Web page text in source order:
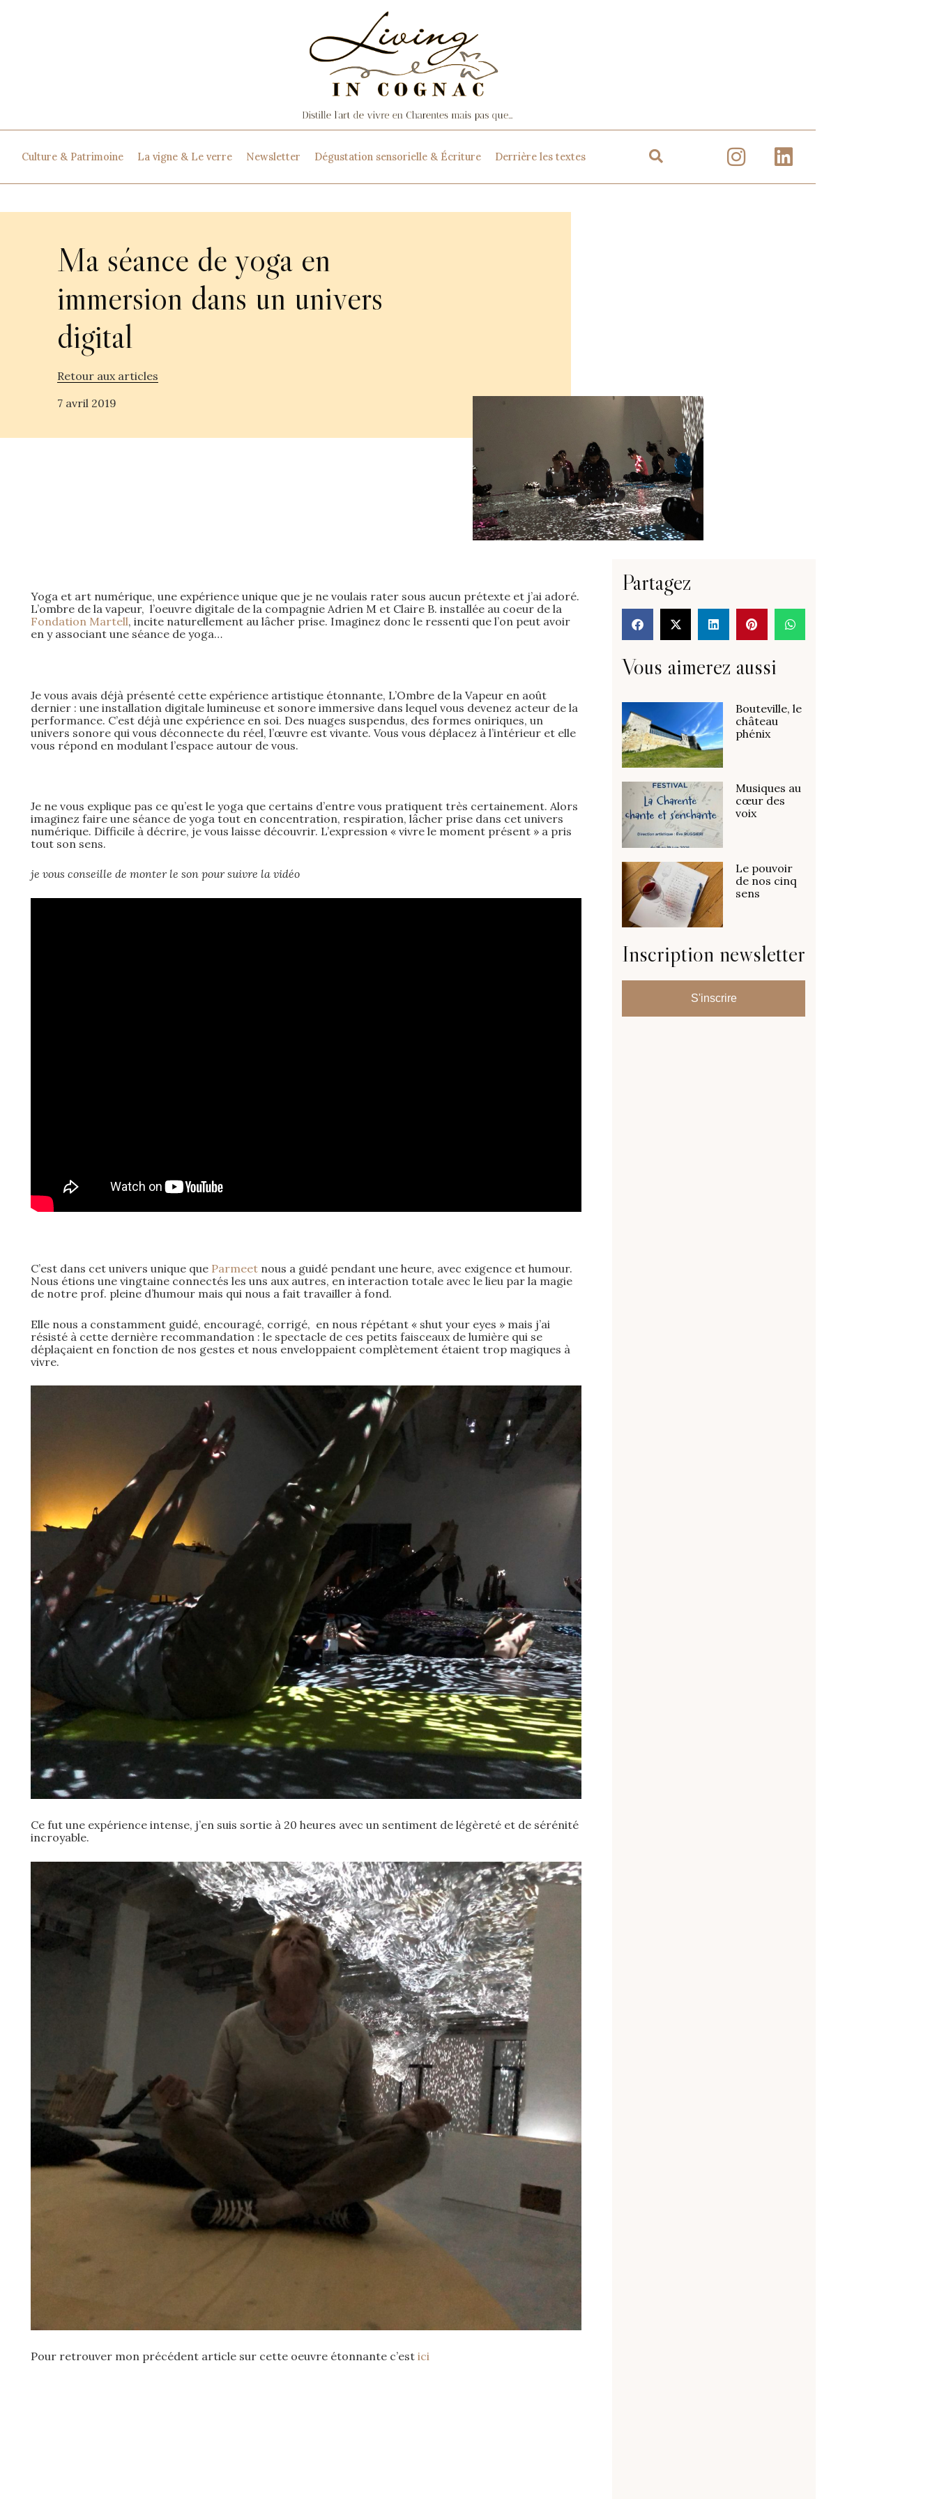
Culture & Patrimoine La vigne & Le verre Newsletter Dégustation sensorielle & Écriture Derrière les textes
Ma séance de yoga en
immersion dans un univers
digital
Retour aux articles
7 avril 2019
Yoga et art numérique, une expérience unique que je ne voulais rater sous aucun prétexte et j’ai adoré.
L’ombre de la vapeur, l’oeuvre digitale de la compagnie Adrien M et Claire B. installée au coeur de la
Fondation Martell, incite naturellement au lâcher prise. Imaginez donc le ressenti que l’on peut avoir
en y associant une séance de yoga…
Je vous avais déjà présenté cette expérience artistique étonnante, L’Ombre de la Vapeur en août
dernier : une installation digitale lumineuse et sonore immersive dans lequel vous devenez acteur de la
performance. C’est déjà une expérience en soi. Des nuages suspendus, des formes oniriques, un
univers sonore qui vous déconnecte du réel, l’œuvre est vivante. Vous vous déplacez à l’intérieur et elle
vous répond en modulant l’espace autour de vous.
Je ne vous explique pas ce qu’est le yoga que certains d’entre vous pratiquent très certainement. Alors
imaginez faire une séance de yoga tout en concentration, respiration, lâcher prise dans cet univers
numérique. Difficile à décrire, je vous laisse découvrir. L’expression « vivre le moment présent » a pris
tout son sens.
je vous conseille de monter le son pour suivre la vidéo
C’est dans cet univers unique que Parmeetnous a guidé pendant une heure, avec exigence et humour.
Nous étions une vingtaine connectés les uns aux autres, en interaction totale avec le lieu par la magie
de notre prof. pleine d’humour mais qui nous a fait travailler à fond.
Elle nous a constamment guidé, encouragé, corrigé, en nous répétant « shut your eyes » mais j’ai
résisté à cette dernière recommandation : le spectacle de ces petits faisceaux de lumière qui se
déplaçaient en fonction de nos gestes et nous enveloppaient complètement étaient trop magiques à
vivre.
Ce fut une expérience intense, j’en suis sortie à 20 heures avec un sentiment de légèreté et de sérénité
incroyable.
Pour retrouver mon précédent article sur cette oeuvre étonnante c’est ici
Partagez
Vous aimerez aussi
Bouteville, le
château
phénix
Musiques au
cœur des
voix
Le pouvoir
de nos cinq
sens
Inscription newsletter
S'inscrire